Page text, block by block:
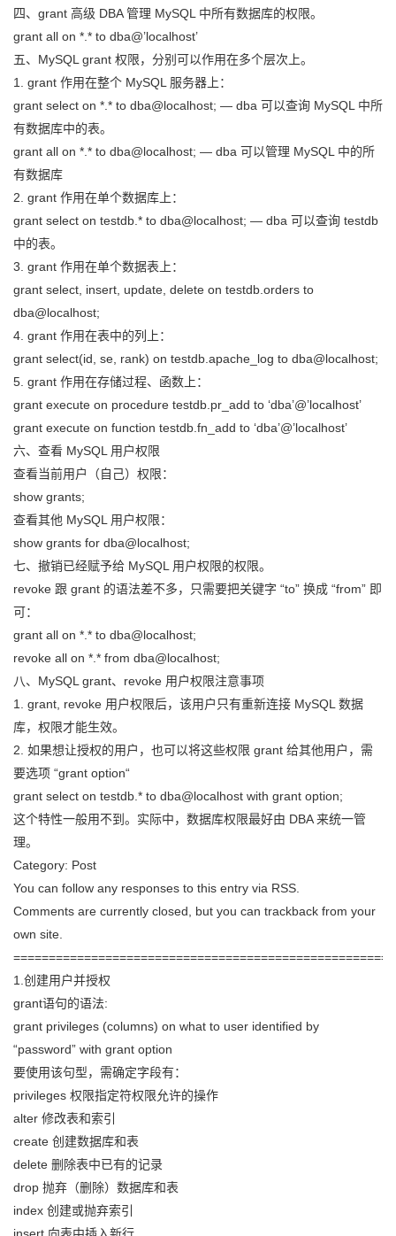
四、grant 高级 DBA 管理 MySQL 中所有数据库的权限。
grant all on *.* to dba@’localhost’
五、MySQL grant 权限，分别可以作用在多个层次上。
1. grant 作用在整个 MySQL 服务器上：
grant select on *.* to dba@localhost; — dba 可以查询 MySQL 中所
有数据库中的表。
grant all on *.* to dba@localhost; — dba 可以管理 MySQL 中的所
有数据库
2. grant 作用在单个数据库上：
grant select on testdb.* to dba@localhost; — dba 可以查询 testdb
中的表。
3. grant 作用在单个数据表上：
grant select, insert, update, delete on testdb.orders to
dba@localhost;
4. grant 作用在表中的列上：
grant select(id, se, rank) on testdb.apache_log to dba@localhost;
5. grant 作用在存储过程、函数上：
grant execute on procedure testdb.pr_add to ‘dba’@’localhost’
grant execute on function testdb.fn_add to ‘dba’@’localhost’
六、查看 MySQL 用户权限
查看当前用户（自己）权限：
show grants;
查看其他 MySQL 用户权限：
show grants for dba@localhost;
七、撤销已经赋予给 MySQL 用户权限的权限。
revoke 跟 grant 的语法差不多，只需要把关键字 “to” 换成 “from” 即
可：
grant all on *.* to dba@localhost;
revoke all on *.* from dba@localhost;
八、MySQL grant、revoke 用户权限注意事项
1. grant, revoke 用户权限后，该用户只有重新连接 MySQL 数据
库，权限才能生效。
2. 如果想让授权的用户，也可以将这些权限 grant 给其他用户，需
要选项 “grant option“
grant select on testdb.* to dba@localhost with grant option;
这个特性一般用不到。实际中，数据库权限最好由 DBA 来统一管
理。
Category: Post
You can follow any responses to this entry via RSS.
Comments are currently closed, but you can trackback from your
own site.
1.创建用户并授权
grant语句的语法:
grant privileges (columns) on what to user identified by
“password” with grant option
要使用该句型，需确定字段有：
privileges 权限指定符权限允许的操作
alter 修改表和索引
create 创建数据库和表
delete 删除表中已有的记录
drop 抛弃（删除）数据库和表
index 创建或抛弃索引